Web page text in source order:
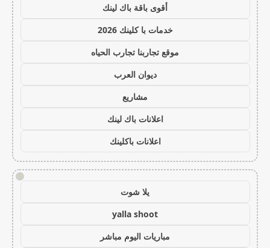
أقوى باقة باك لينك
خدمات با كلينك 2026
موقع تجاربنا تجارب الحياه
ديوان العرب
مشاريع
اعلانات باك لينك
اعلانات باكلينك
!
يلا شوت
yalla shoot
مباريات اليوم مباشر